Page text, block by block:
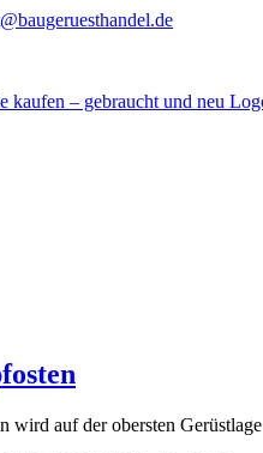
wird auf der obersten